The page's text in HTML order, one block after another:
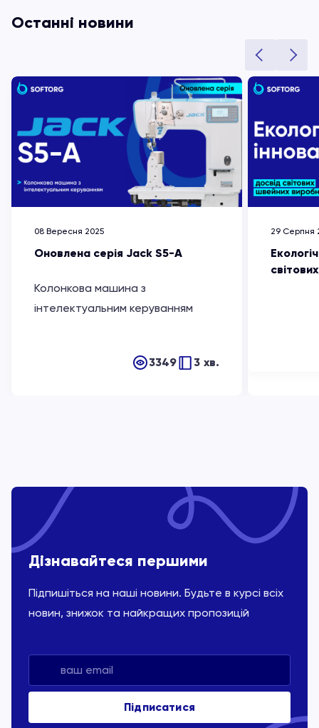
Останні новини
08 Вересня 2025
Оновлена серія Jack S5-A
Колонкова машина з
інтелектуальним керуванням
3349 3 хв.
29 Серпня
Дізнавайтеся першими
Підпишіться на наші новини. Будьте в курсі всіх
новин, знижок та найкращих пропозицій